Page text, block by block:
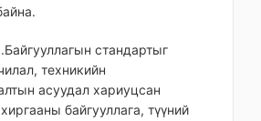
стандартыг
техникийн
асуудал хариуцсан
байгууллага, түүний